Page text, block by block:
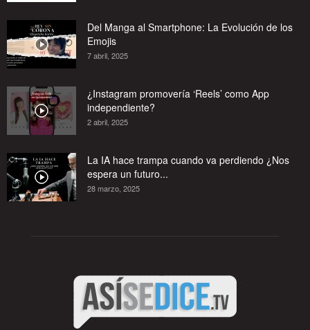
Del Manga al Smartphone: La Evolución de los
Emojis
7 abril, 2025
¿Instagram promovería ‘Reels’ como App
independiente?
2 abril, 2025
La IA hace trampa cuando va perdiendo ¿Nos
espera un futuro...
28 marzo, 2025